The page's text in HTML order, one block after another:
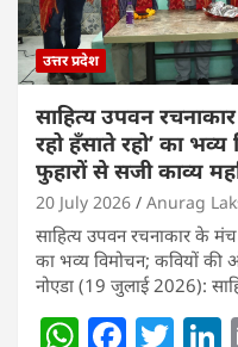
उत्तर प्रदेश
साहित्य उपवन
रहो हॅंसाते रहो’ का
फुहारों से सजी काव्य
20 July 2026 Anurag
साहित्य उपवन रचनाकार के
का भव्य विमोचन; कवियों की
नोएडा (19 जुलाई 2026):
W F T